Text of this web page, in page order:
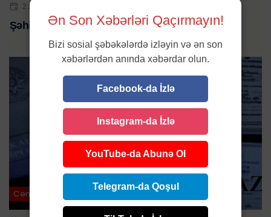
21 FEV 2025 | 00:06
Şəhid ataları yüksək vəzifəyə seçildi- ÖZƏL
Cəmiyyət / Ölkə
Ən Son Xəbərləri Qaçırmayın!
Bizi sosial şəbəkələrdə izləyin və ən son
xəbərlərdən anında xəbərdar olun.
Facebook-da İzlə
Instagram-da İzlə
YouTube-da Abunə Ol
Telegram-da Qoşul